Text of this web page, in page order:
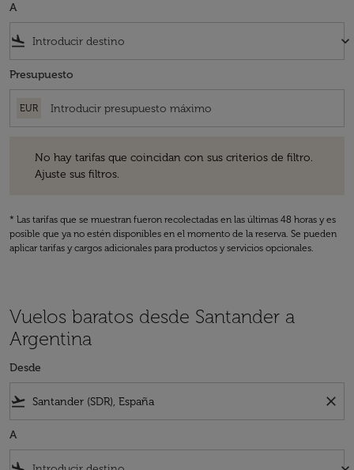
A
flight_land keyboard_arrow_down
Presupuesto
EUR
No hay tarifas que coincidan con sus criterios de filtro.
Ajuste sus filtros.
* Las tarifas que se muestran fueron recolectadas en las últimas 48 horas y es
posible que ya no estén disponibles en el momento de la reserva. Se pueden
aplicar tarifas y cargos adicionales para productos y servicios opcionales.
Vuelos baratos desde Santander a
Argentina
Desde
flight_takeoff close
A